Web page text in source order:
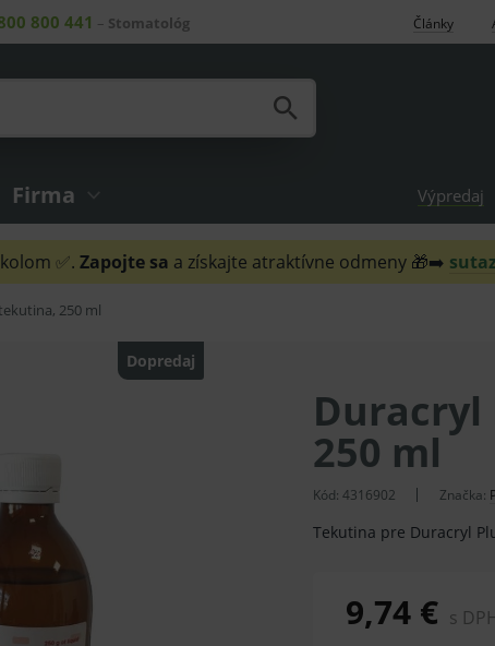
800 441 – Stomatológ Články
Firma Výpredaj
✅. Zapojte sa a získajte atraktívne odmeny 🎁➡️
250 ml
Dopredaj
250 ml
Kód: 4316902 Značka:
Tekutina pre Duracryl
9,74 € s